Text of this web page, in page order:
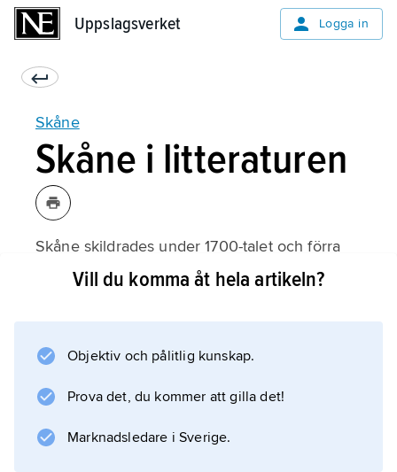
Uppslagsverket Logga in
Skåne
Skåne i litteraturen
Skåne skildrades under 1700-talet och förra
hälften av 1800-talet av utsocknes författare
många fina lyriker givit sin personliga bild av
landskapets egenart. Först ut var A.U. Bååth,
Vill du komma åt hela artikeln?
Objektiv och pålitlig kunskap.
Prova det, du kommer att gilla det!
Marknadsledare i Sverige.